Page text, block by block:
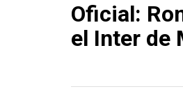
Oficial:
el Inter de